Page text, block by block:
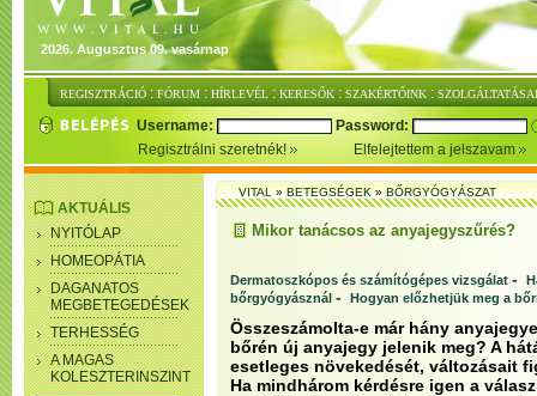
2026. Augusztus 09. vasárnap
REGISZTRÁCIÓ : FÓRUM : HÍRLEVÉL : KERESŐK : SZAKÉRTŐINK :
Username:
Password:
Regisztrálni szeretnék!
Elfelejtettem a jelszavam
AKTUÁLIS
NYITÓLAP
HOMEOPÁTIA
DAGANATOS
MEGBETEGEDÉSEK
TERHESSÉG
A MAGAS
KOLESZTERINSZINT
VITAL»BETEGSÉGEK»BŐRGYÓGYÁSZAT
Mikor tanácsos az anyajegyszűrés?
Dermatoszkópos és számítógépes vizsgálat -
bőrgyógyásznál - Hogyan előzhetjük meg a
Összeszámolta-e már hány
bőrén új anyajegy jelenik meg? A
esetleges növekedését, változásait
Ha mindhárom kérdésre igen a